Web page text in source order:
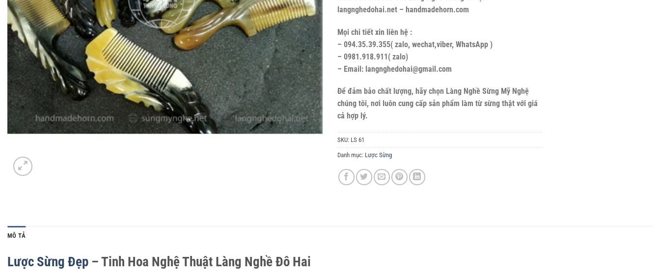
langnghedohai.net – handmadehorn.com
Mọi chi tiết xin liên hệ :
– 094.35.39.355( zalo, wechat,viber, WhatsApp )
– 0981.918.911( zalo)
– Email: langnghedohai@gmail.com
Để đảm bảo chất lượng, hãy chọn Làng Nghề Sừng Mỹ Nghệ
chúng tôi, nơi luôn cung cấp sản phẩm làm từ sừng thật với giá
cả hợp lý.
SKU: LS 61
Danh mục: Lược Sừng
MÔ TẢ
Lược Sừng Đẹp – Tinh Hoa Nghệ Thuật Làng Nghề Đô Hai